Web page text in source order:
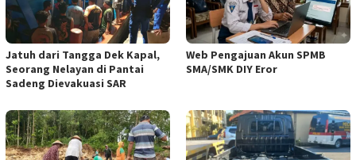
Jatuh dari Tangga Dek Kapal,
Seorang Nelayan di Pantai
Sadeng Dievakuasi SAR
Web Pengajuan Akun SPMB
SMA/SMK DIY Eror